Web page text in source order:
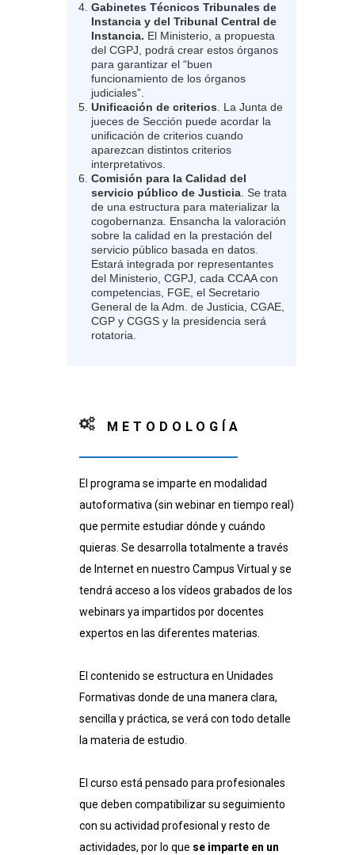
Gabinetes Técnicos Tribunales de
Instancia y del Tribunal Central de
Instancia. El Ministerio, a propuesta
del CGPJ, podrá crear estos órganos
para garantizar el “buen
funcionamiento de los órganos
judiciales”.
Unificación de criterios . La Junta de
jueces de Sección puede acordar la
unificación de criterios cuando
aparezcan distintos criterios
interpretativos.
Comisión para la Calidad del
servicio público de Justicia . Se trata
de una estructura para materializar la
cogobernanza. Ensancha la valoración
sobre la calidad en la prestación del
servicio público basada en datos.
Estará integrada por representantes
del Ministerio, CGPJ, cada CCAA con
competencias, FGE, el Secretario
General de la Adm. de Justicia, CGAE,
CGP y CGGS y la presidencia será
rotatoria.
METODOLOGÍA
El programa se imparte en modalidad
autoformativa (sin webinar en tiempo real)
que permite estudiar dónde y cuándo
quieras. Se desarrolla totalmente a través
de Internet en nuestro Campus Virtual y se
tendrá acceso a los vídeos grabados de los
webinars ya impartidos por docentes
expertos en las diferentes materias.
El contenido se estructura en Unidades
Formativas donde de una manera clara,
sencilla y práctica, se verá con todo detalle
la materia de estudio.
El curso está pensado para profesionales
que deben compatibilizar su seguimiento
con su actividad profesional y resto de
actividades, por lo que se imparte en un